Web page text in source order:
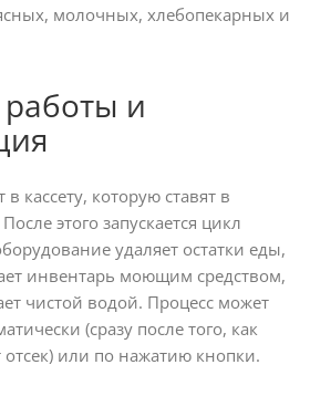
молочных, хлебопекарных и
и
кассету, которую ставят в
этого запускается цикл
удаляет остатки еды,
инвентарь моющим средством,
чистой водой. Процесс может
(сразу после того, как
отсек) или по нажатию кнопки.